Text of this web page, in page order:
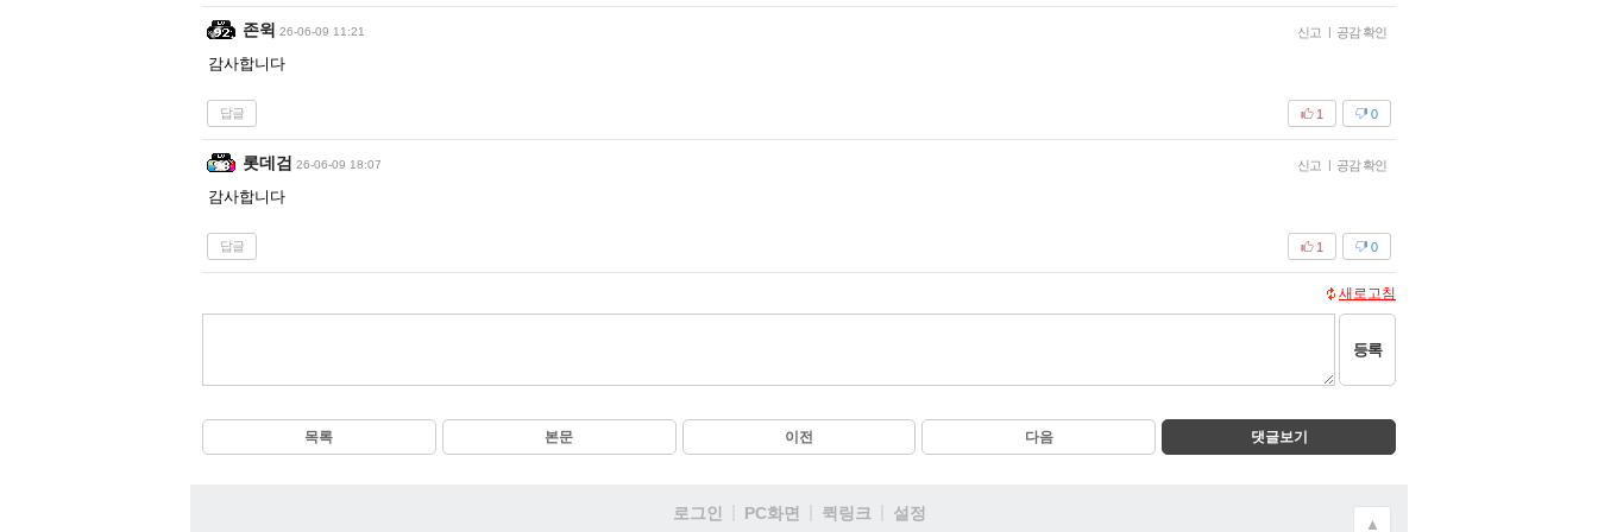
존윅 26-06-09 11:21 신고 | 공감 확인
감사합니다
답글 0
1
롯데검 26-06-09 18:07 신고 | 공감 확인
감사합니다
답글 0
1
새로고침
등록
목록 본문 이전 다음 댓글보기
로그인 PC화면 퀵링크 설정
▲